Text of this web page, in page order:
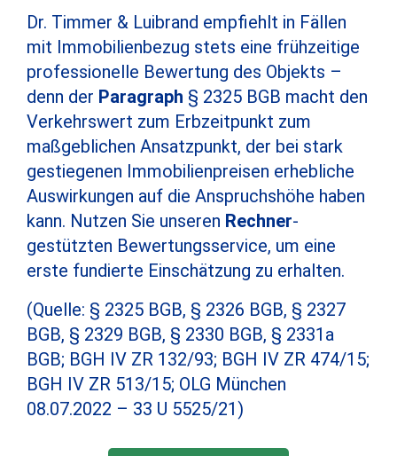
Dr. Timmer & Luibrand empfiehlt in Fällen
mit Immobilienbezug stets eine frühzeitige
professionelle Bewertung des Objekts –
denn der Paragraph § 2325 BGB macht den
Verkehrswert zum Erbzeitpunkt zum
maßgeblichen Ansatzpunkt, der bei stark
gestiegenen Immobilienpreisen erhebliche
Auswirkungen auf die Anspruchshöhe haben
kann. Nutzen Sie unseren Rechner-
gestützten Bewertungsservice, um eine
erste fundierte Einschätzung zu erhalten.
(Quelle: § 2325 BGB, § 2326 BGB, § 2327
BGB, § 2329 BGB, § 2330 BGB, § 2331a
BGB; BGH IV ZR 132/93; BGH IV ZR 474/15;
BGH IV ZR 513/15; OLG München
08.07.2022 – 33 U 5525/21)